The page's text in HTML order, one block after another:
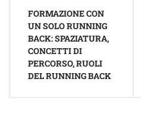
navigation
FORMAZIONE CON
UN SOLO RUNNING
BACK: SPAZIATURA,
CONCETTI DI
PERCORSO, RUOLI
DEL RUNNING BACK